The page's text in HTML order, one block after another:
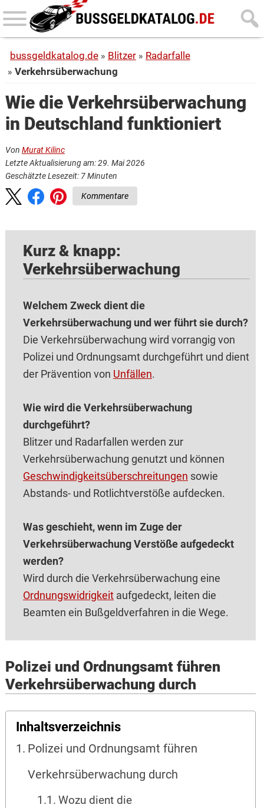
Skip
to
content
Skip
to
sidebar
bussgeldkatalog.de Blitzer
Radarfalle
Verkehrsüberwachung
Wie die Verkehrsüberwachung
in Deutschland funktioniert
Von Murat Kilinc
Letzte Aktualisierung am: 29. Mai 2026
Geschätzte Lesezeit: 7Minuten
Kommentare
Kurz & knapp:
Verkehrsüberwachung
Welchem Zweck dient die
Verkehrsüberwachung und wer führt sie durch?
Die Verkehrsüberwachung wird vorrangig von
Polizei und Ordnungsamt durchgeführt und dient
der Prävention von Unfällen.
Wie wird die Verkehrsüberwachung
durchgeführt?
Blitzer und Radarfallen werden zur
Verkehrsüberwachung genutzt und können
Geschwindigkeitsüberschreitungen sowie
Abstands- und Rotlichtverstöße aufdecken.
Was geschieht, wenn im Zuge der
Verkehrsüberwachung Verstöße aufgedeckt
werden?
Wird durch die Verkehrsüberwachung eine
Ordnungswidrigkeitaufgedeckt, leiten die
Beamten ein Bußgeldverfahren in die Wege.
Polizei und Ordnungsamt führen
Verkehrsüberwachung durch
Inhaltsverzeichnis
Polizei und Ordnungsamt führen
Verkehrsüberwachung durch
Wozu dient die